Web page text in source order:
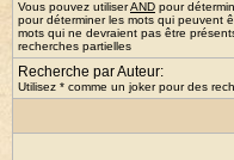
Vous pouvez utiliserAND pour
pour déterminer les mots qui peuvent
mots qui ne devraient pas être
recherches partielles
Recherche par Auteur:
Utilisez * comme un joker pour des